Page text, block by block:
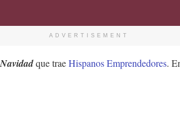
ADVERTISEMENT
que traeHispanos Emprendedores.